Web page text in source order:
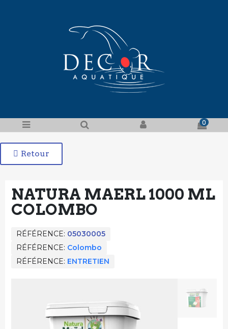
0
Retour
NATURA MAERL 1000 ML
COLOMBO
RÉFÉRENCE 05030005
RÉFÉRENCE Colombo
RÉFÉRENCE ENTRETIEN